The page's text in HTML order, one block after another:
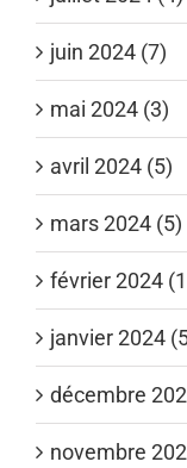
juin 2024 (7)
mai 2024 (3)
avril 2024 (5)
mars 2024 (5)
février 2024
janvier 2024
décembre
novembre